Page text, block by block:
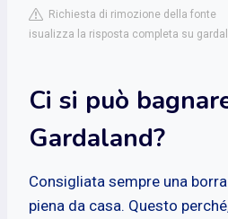
Richiesta di rimozione della fonte
isualizza la risposta completa su
Ci si può
Gardaland?
Consigliata sempre una
piena da casa. Questo